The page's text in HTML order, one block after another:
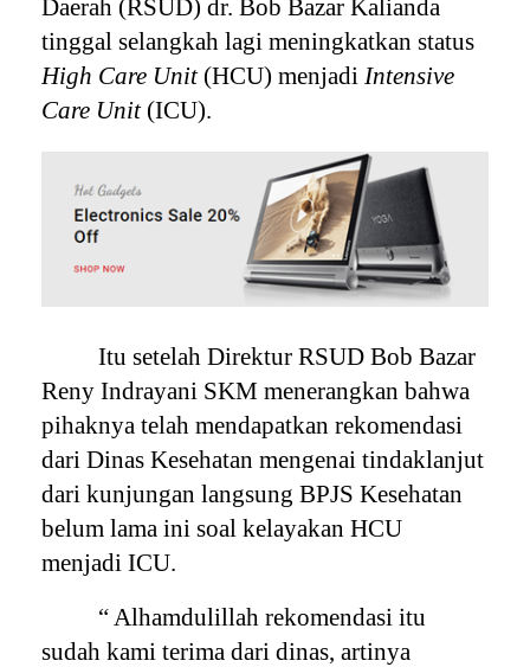
Daerah (RSUD) dr. Bob Bazar Kalianda
tinggal selangkah lagi meningkatkan status
High Care Unit(HCU) menjadiIntensive
Care Unit(ICU).
Itu setelah Direktur RSUD Bob Bazar
Reny Indrayani SKM menerangkan bahwa
pihaknya telah mendapatkan rekomendasi
dari Dinas Kesehatan mengenai tindaklanjut
dari kunjungan langsung BPJS Kesehatan
belum lama ini soal kelayakan HCU
menjadi ICU.
“ Alhamdulillah rekomendasi itu
sudah kami terima dari dinas, artinya